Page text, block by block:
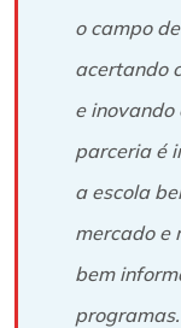
o campo
acertando
e inovando
parceria é
a escola
mercado e
bem